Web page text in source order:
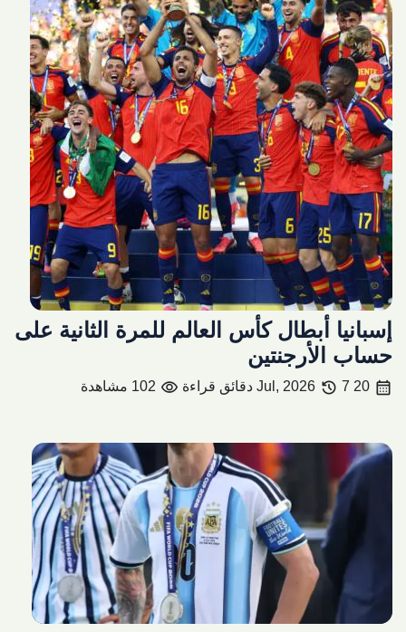
إسبانيا أبطال كأس العالم للمرة الثانية على
حساب الأرجنتين
calendar_month
20 Jul, 2026
history 7 دقائق قراءة visibility 102 مشاهدة